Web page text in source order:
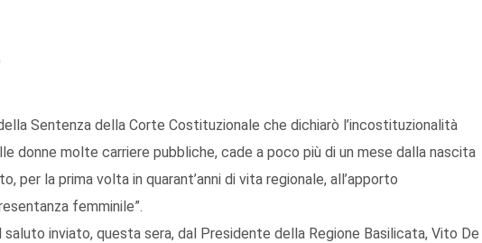
Sentenza della Corte Costituzionale che dichiarò l’incostituzionalità
donne molte carriere pubbliche, cade a poco più di un mese dalla nascita
per la prima volta in quarant’anni di vita regionale, all’apporto
femminile”.
inviato, questa sera, dal Presidente della Regione Basilicata, Vito De